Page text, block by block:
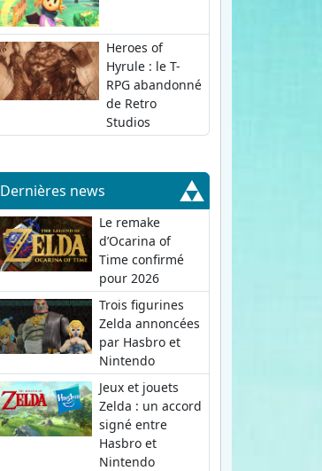
Heroes of
Hyrule : le T-
RPG abandonné
de Retro
Studios
Dernières news
Le remake
d’Ocarina of
Time confirmé
pour 2026
Trois figurines
Zelda annoncées
par Hasbro et
Nintendo
Jeux et jouets
Zelda : un accord
signé entre
Hasbro et
Nintendo